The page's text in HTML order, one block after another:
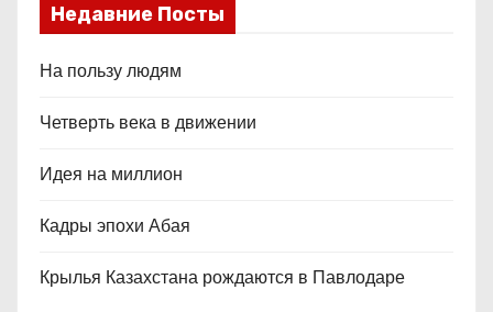
Недавние Посты
На пользу людям
Четверть века в движении
Идея на миллион
Кадры эпохи Абая
Крылья Казахстана рождаются в Павлодаре